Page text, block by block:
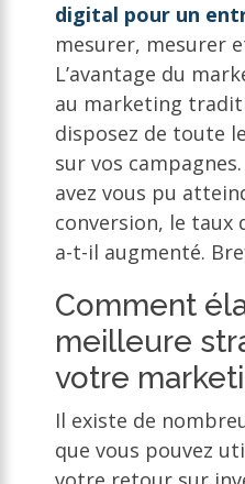
digital pour un
mesurer, mesurer
L’avantage du
au marketing
disposez de toute
sur vos
avez vous pu
conversion, le taux
a-t-il augmenté.
Comment
meilleure
votre
Il existe de
que vous pouvez